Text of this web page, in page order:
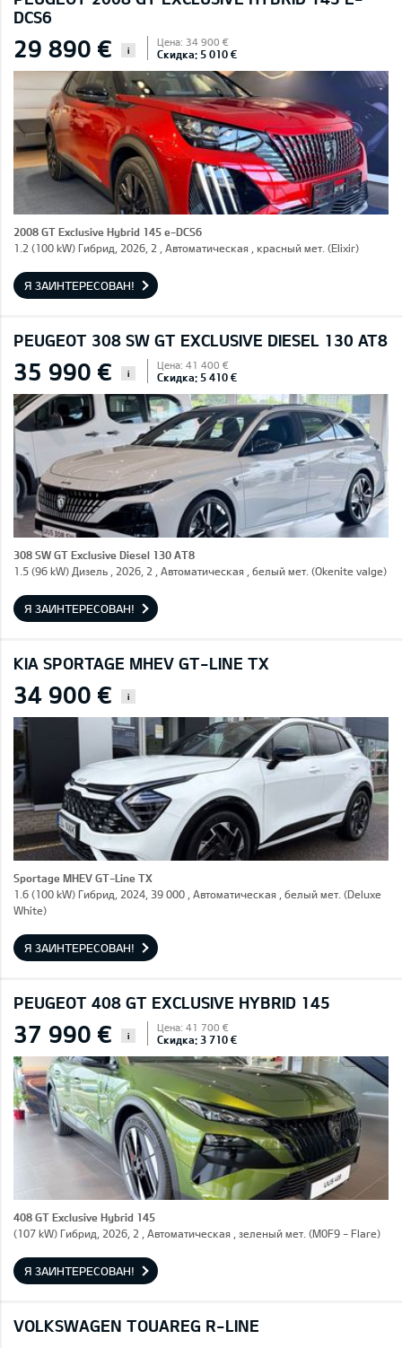
DCS6
29 890 € i
Цена: 34 900 €
Скидка: 5 010 €
2008 GT Exclusive Hybrid 145 e-DCS6
1.2 (100 kW) Гибрид, 2026, 2 , Автоматическая , красный мет. (Elixir)
Я ЗАИНТЕРЕСОВАН!
PEUGEOT 308 SW GT EXCLUSIVE DIESEL 130 AT8
35 990 € i
Цена: 41 400 €
Скидка: 5 410 €
308 SW GT Exclusive Diesel 130 AT8
1.5 (96 kW) Дизель , 2026, 2 , Автоматическая , белый мет. (Okenite valge)
Я ЗАИНТЕРЕСОВАН!
KIA SPORTAGE MHEV GT-LINE TX
34 900 € i
Sportage MHEV GT-Line TX
1.6 (100 kW) Гибрид, 2024, 39 000 , Автоматическая , белый мет. (Deluxe
White)
Я ЗАИНТЕРЕСОВАН!
PEUGEOT 408 GT EXCLUSIVE HYBRID 145
37 990 € i
Цена: 41 700 €
Скидка: 3 710 €
408 GT Exclusive Hybrid 145
(107 kW) Гибрид, 2026, 2 , Автоматическая , зеленый мет. (M0F9 - Flare)
Я ЗАИНТЕРЕСОВАН!
VOLKSWAGEN TOUAREG R-LINE